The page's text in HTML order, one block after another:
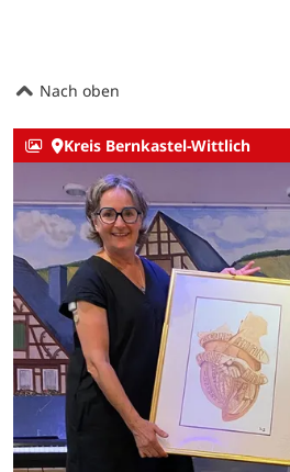
Nach oben
Kreis Bernkastel-Wittlich